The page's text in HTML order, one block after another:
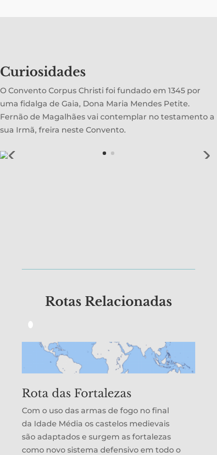
Curiosidades
O Convento Corpus Christi foi fundado em 1345 por
uma fidalga de Gaia, Dona Maria Mendes Petite.
Fernão de Magalhães vai contemplar no testamento a
sua Irmã, freira neste Convento.
Rotas Relacionadas
Rota das Fortalezas
Com o uso das armas de fogo no final
da Idade Média os castelos medievais
são adaptados e surgem as fortalezas
como novo sistema defensivo em todo o